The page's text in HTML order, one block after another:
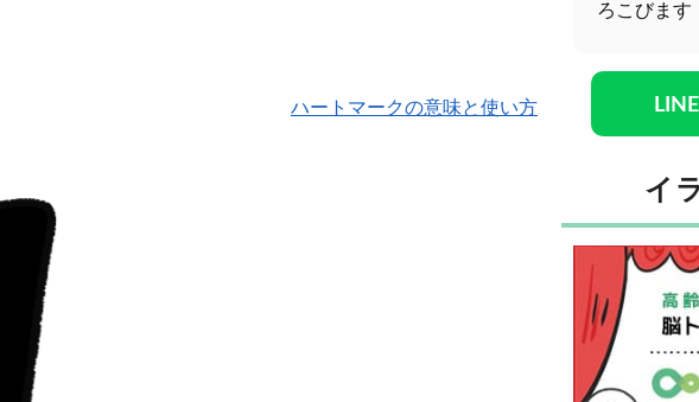
ハートマークの意味と使い方
ろこびます
イ